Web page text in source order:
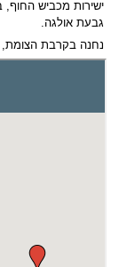
ישירות מכביש החוף,
גבעת אולגה.
נחנה בקרבת הצומת,